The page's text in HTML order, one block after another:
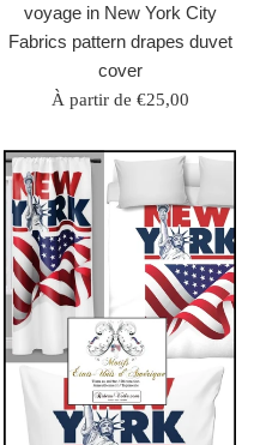
voyage in New York City
Fabrics pattern drapes duvet
cover
À partir de €25,00